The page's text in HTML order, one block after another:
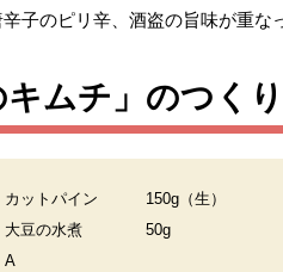
子のピリ辛、酒盗の旨味が重な
キムチ」のつく
カットパイン
150g（生）
大豆の水煮
50g
A